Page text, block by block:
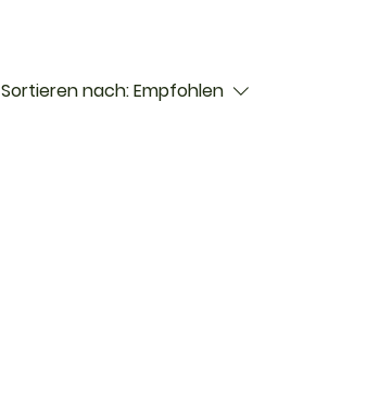
Sortieren nach:Empfohlen